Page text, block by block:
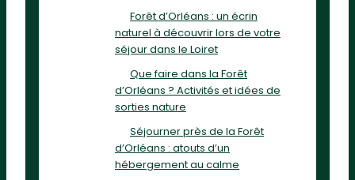
Forêt d’Orléans : un écrin
naturel à découvrir lors de votre
séjour dans le Loiret
Que faire dans la Forêt
d’Orléans ? Activités et idées de
sorties nature
Séjourner près de la Forêt
d’Orléans : atouts d’un
hébergement au calme